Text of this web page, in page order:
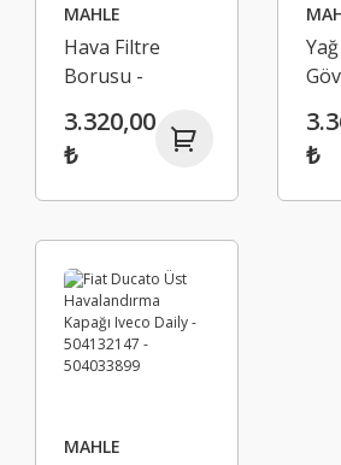
MAHLE
Hava Filtre
Borusu -
E W213 C238
A6540940097
3.320,00
₺
₺
MAHLE